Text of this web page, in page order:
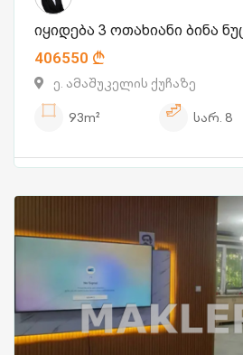
იყიდება 3 ოთახიანი ბინა
406550
ე. ამაშუკელის ქუჩაზე
93m²
სარ. 8